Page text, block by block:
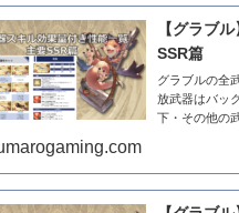
【グラブ
SSR篇
グラブルの全
放武器はバッ
下・その他の